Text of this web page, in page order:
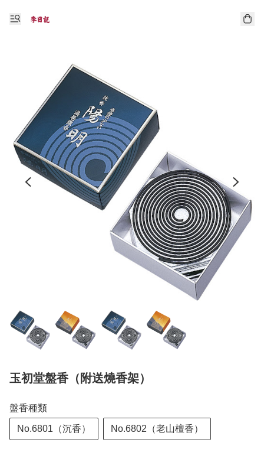
玉初堂盤香（附送燒香架）
盤香種類
No.6801（沉香） No.6802（老山檀香）